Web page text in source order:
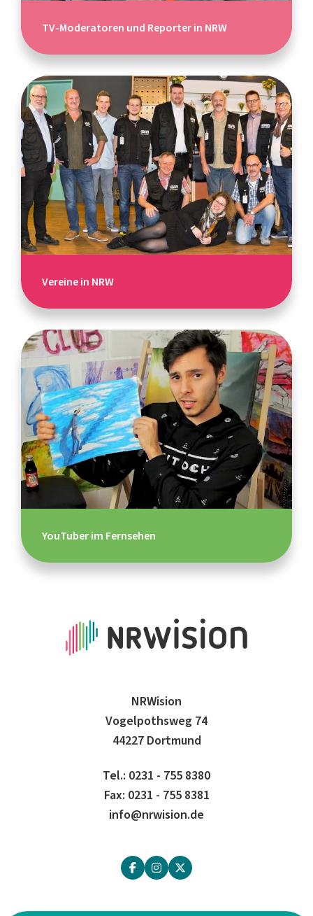
TV-Moderatoren und Reporter in NRW
Vereine in NRW
YouTuber im Fernsehen
NRWision
Vogelpothsweg 74
44227 Dortmund
Tel.: 0231 - 755 8380
Fax: 0231 - 755 8381
info@nrwision.de